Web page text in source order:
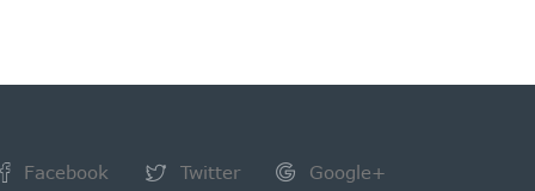
Facebook Twitter
Google+